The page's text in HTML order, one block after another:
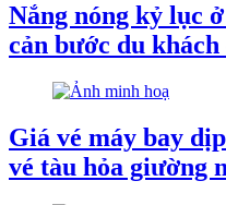
Nắng nóng kỷ lục
cản bước du
Giá vé máy bay
vé tàu hỏa giường